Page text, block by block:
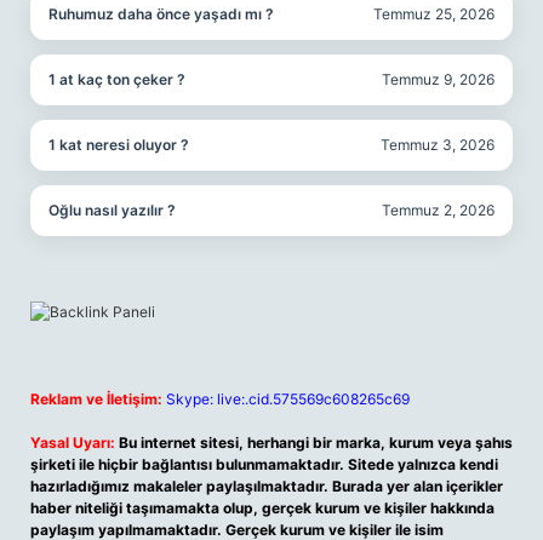
Ruhumuz daha önce yaşadı mı ? Temmuz 25, 2026
1 at kaç ton çeker ? Temmuz 9, 2026
1 kat neresi oluyor ? Temmuz 3, 2026
Oğlu nasıl yazılır ? Temmuz 2, 2026
Reklam ve İletişim: Skype: live:.cid.575569c608265c69
Yasal Uyarı: Bu internet sitesi, herhangi bir marka, kurum veya şahıs
şirketi ile hiçbir bağlantısı bulunmamaktadır. Sitede yalnızca kendi
hazırladığımız makaleler paylaşılmaktadır. Burada yer alan içerikler
haber niteliği taşımamakta olup, gerçek kurum ve kişiler hakkında
paylaşım yapılmamaktadır. Gerçek kurum ve kişiler ile isim